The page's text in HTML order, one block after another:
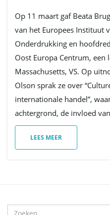
Op 11 maart gaf Beata
van het Europees Instituut
Onderdrukking en
Oost Europa Centrum, een
Massachusetts, VS. Op
Olson sprak ze over
internationale handel”,
achtergrond, de invloed
LEES MEER